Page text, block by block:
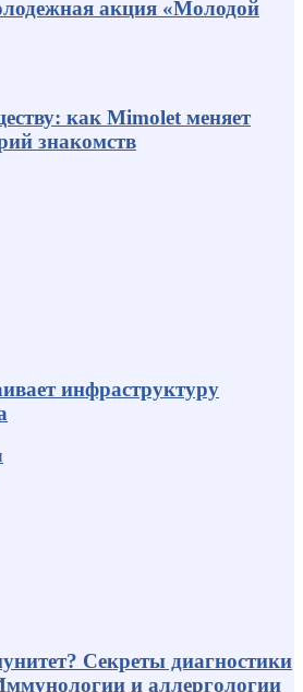
акция «Молодой
как Mimolet меняет
знакомств
инфраструктуру
Секреты диагностики
и аллергологии